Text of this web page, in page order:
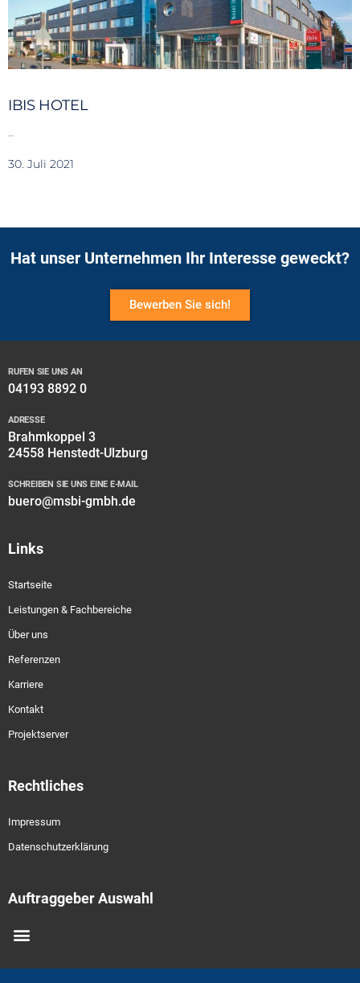
IBIS HOTEL
–
30. Juli 2021
Hat unser Unternehmen Ihr Interesse geweckt?
Bewerben Sie sich!
RUFEN SIE UNS AN
04193 8892 0
ADRESSE
Brahmkoppel 3
24558 Henstedt-Ulzburg
SCHREIBEN SIE UNS EINE E-MAIL
buero@msbi-gmbh.de
Links
Startseite
Leistungen & Fachbereiche
Über uns
Referenzen
Karriere
Kontakt
Projektserver
Rechtliches
Impressum
Datenschutzerklärung
Auftraggeber Auswahl